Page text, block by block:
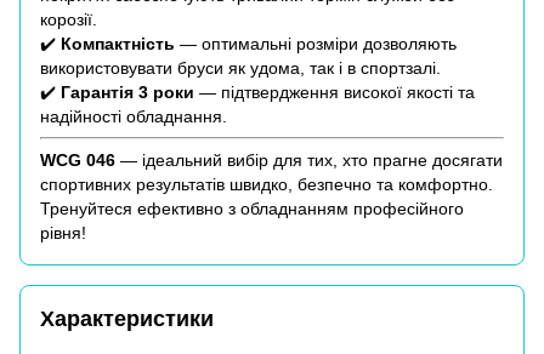
корозії.
✔️ Компактність — оптимальні розміри дозволяють
використовувати бруси як удома, так і в спортзалі.
✔️ Гарантія 3 роки — підтвердження високої якості та
надійності обладнання.
WCG 046 — ідеальний вибір для тих, хто прагне досягати
спортивних результатів швидко, безпечно та комфортно.
Тренуйтеся ефективно з обладнанням професійного
рівня!
Характеристики